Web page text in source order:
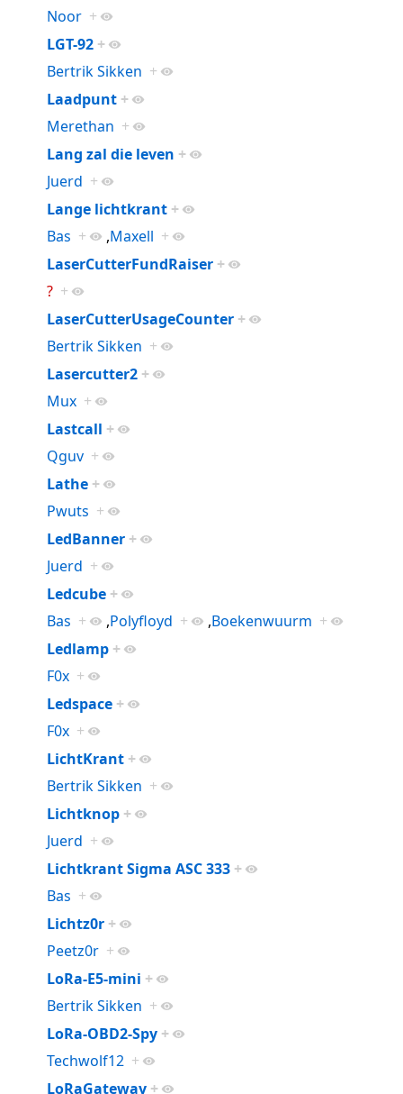
Noor +
LGT-92 +
Bertrik Sikken +
Laadpunt +
Merethan +
Lang zal die leven +
Juerd +
Lange lichtkrant +
Bas + ,Maxell +
LaserCutterFundRaiser +
? +
LaserCutterUsageCounter +
Bertrik Sikken +
Lasercutter2 +
Mux +
Lastcall +
Qguv +
Lathe +
Pwuts +
LedBanner +
Juerd +
Ledcube +
Bas + ,Polyfloyd + ,Boekenwuurm +
Ledlamp +
F0x +
Ledspace +
F0x +
LichtKrant +
Bertrik Sikken +
Lichtknop +
Juerd +
Lichtkrant Sigma ASC 333 +
Bas +
Lichtz0r +
Peetz0r +
LoRa-E5-mini +
Bertrik Sikken +
LoRa-OBD2-Spy +
Techwolf12 +
LoRaGateway +